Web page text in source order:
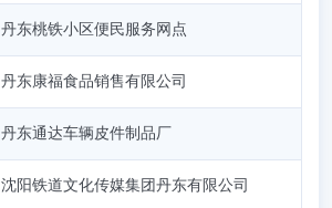
丹东桃铁小区便民服务网点
丹东康福食品销售有限公司
丹东通达车辆皮件制品厂
沈阳铁道文化传媒集团丹东有限公司